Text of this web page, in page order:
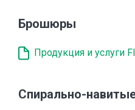
Брошюры
Продукция и услуги
Спирально-